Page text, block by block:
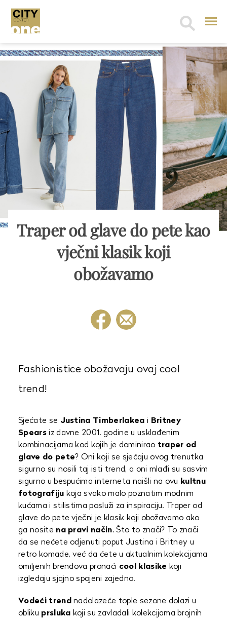
Search
Traper od glave do pete kao
vječni klasik koji
obožavamo
Fashionistice obožavaju ovaj cool
trend!
Sjećate se Justina Timberlakea i Britney
Spearsiz davne 2001. godine u usklađenim
kombinacijama kod kojih je dominirao traper od
glave do pete? Oni koji se sjećaju ovog trenutka
sigurno su nosili taj isti trend, a oni mlađi su sasvim
sigurno u bespućima interneta naišli na ovu kultnu
fotografiju koja svako malo poznatim modnim
kućama i stilistima posluži za inspiraciju. Traper od
glave do pete vječni je klasik koji obožavamo ako
ga nosite na pravi način. Što to znači? To znači
da se nećete odjenuti poput Justina i Britney u
retro komade, već da ćete u aktualnim kolekcijama
omiljenih brendova pronaći cool klasike koji
izgledaju sjajno spojeni zajedno.
Vodeći trend nadolazeće tople sezone dolazi u
obliku prsluka koji su zavladali kolekcijama brojnih